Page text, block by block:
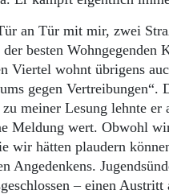
an Tür mit mir, zwei
besten Wohngegenden
Viertel wohnt übrigens
gegen Vertreibungen“.
meiner Lesung lehnte er
Meldung wert. Obwohl
wir hätten plaudern
Angedenkens.
– einen Austritt